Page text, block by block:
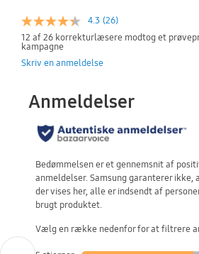
4.3 (26)
12 af 26 korrekturlæsere modtog et
kampagne
Skriv en anmeldelse